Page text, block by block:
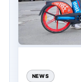
NEWS